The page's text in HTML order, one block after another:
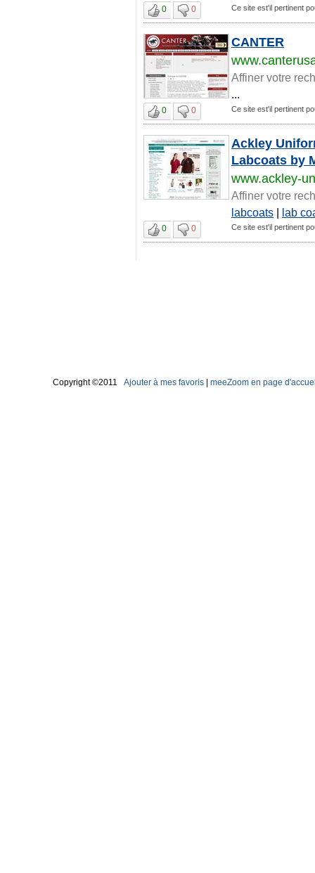
0 0 Ce site est'il pertinent
CANTER
Affiner votre
...
0 0 Ce site est'il pertinent
Ackley
Labcoats by
www.ackley-
Affiner votre
labcoats | lab
0 0 Ce site est'il pertinent
Copyright ©2011 Ajouter à mes favoris meeZoom en page